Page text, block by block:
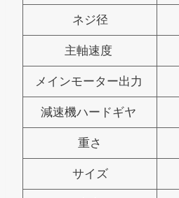
ネジ径
主軸速度
メインモーター出力
減速機ハードギヤ
重さ
サイズ